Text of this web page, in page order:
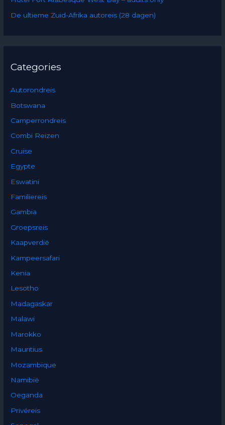
De ultieme Zuid-Afrika autoreis (28 dagen)
Categories
Autorondreis
Botswana
Camperrondreis
Combi Reizen
Cruise
Egypte
Eswatini
Familiereis
Gambia
Groepsreis
Kaapverdië
Kampeersafari
Kenia
Lesotho
Madagaskar
Malawi
Marokko
Mauritius
Mozambique
Namibië
Oeganda
Privéreis